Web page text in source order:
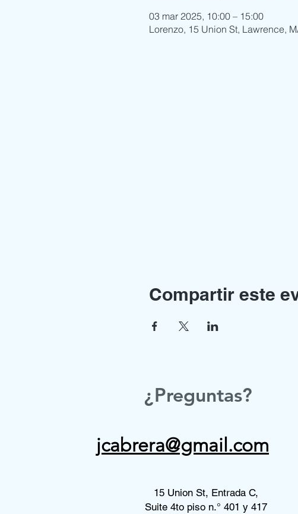
03 mar 2025, 10:00 – 15:00
Lorenzo, 15 Union St, Lawrence,
Compartir este
¿Preguntas?
jcabrera@gmail.com
15 Union St, Entrada C,
Suite 4to piso n.° 401 y 417